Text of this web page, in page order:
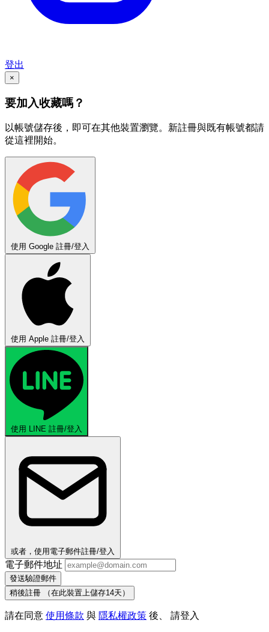
登出
×
要加入收藏嗎？
以帳號儲存後，即可在其他裝置瀏覽。新註冊與既有帳號都請
從這裡開始。
使用 Google 註冊/登入
使用 Apple 註冊/登入
使用 LINE 註冊/登入
或者，使用電子郵件註冊/登入
電子郵件地址
發送驗證郵件
稍後註冊
（在此裝置上儲存14天）
請在同意 使用條款 與 隱私權政策 後、 請登入